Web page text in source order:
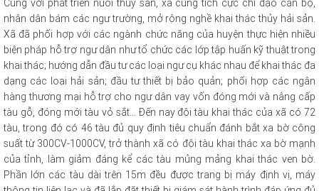
Cùng với phát triển nuôi thủy sản, xã cũng tích cực chỉ đạo cán bộ,
nhân dân bám các ngư trường, mở rộng nghề khai thác thủy hải sản.
Xã đã phối hợp với các ngành chức năng của huyện thực hiện nhiều
biện pháp hỗ trợ ngư dân như tổ chức các lớp tập huấn kỹ thuật trong
khai thác; hướng dẫn đầu tư các loại ngư cụ khác nhau để khai thác đa
dạng các loại hải sản; đầu tư thiết bị bảo quản; phối hợp các ngân
hàng thương mại hỗ trợ cho ngư dân vay vốn đóng mới và nâng cấp
tàu gỗ, đóng mới tàu vỏ sắt… Đến nay đội tàu khai thác của xã có 72
tàu, trong đó có 46 tàu đủ quy định tiêu chuẩn đánh bắt xa bờ công
suất từ 300CV-1000CV, trở thành xã có đội tàu khai thác xa bờ mạnh
của tỉnh, làm giảm đáng kể các tàu mủng mảng khai thác ven bờ.
Phần lớn các tàu dài trên 15m đều được trang bị máy định vị, máy